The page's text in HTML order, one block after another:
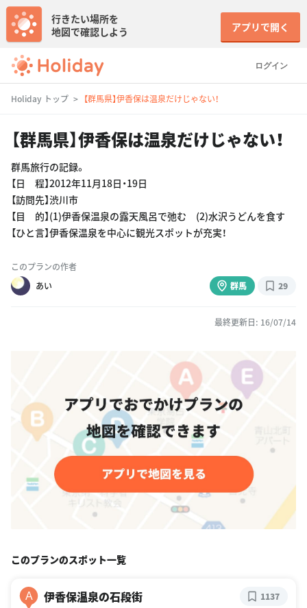
ログイン
行きたい場所を
地図で確認しよう
アプリで開く
Holiday トップ 【群馬県】伊香保は温泉だけじゃない！
【群馬県】伊香保は温泉だけじゃない！
群馬旅行の記録。
【日 程】2012年11月18日・19日
【訪問先】渋川市
【目 的】(1)伊香保温泉の露天風呂で弛む (2)水沢うどんを食す
【ひと言】伊香保温泉を中心に観光スポットが充実！
このプランの作者
あい
群馬 29
最終更新日: 16/07/14
このプランのスポット一覧
A 伊香保温泉の石段街 1137